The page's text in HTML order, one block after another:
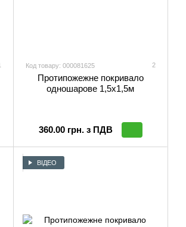
Код товару: 000081625 2
Протипожежне покривало
одношарове 1,5х1,5м
360.00 грн. з ПДВ
ВІДЕО